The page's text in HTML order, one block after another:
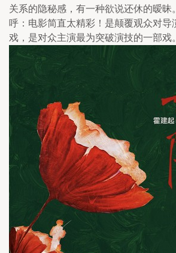
关系的隐秘感，有一种欲说还休的暧昧
呼：电影简直太精彩！是颠覆观众对导
戏，是对众主演最为突破演技的一部戏。